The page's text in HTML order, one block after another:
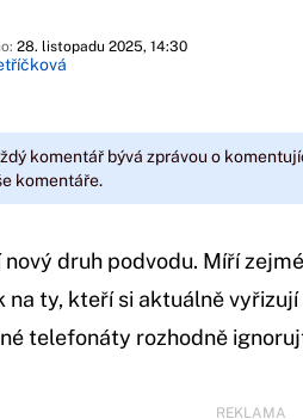
28. listopadu 2025, 14:30
komentář bývá zprávou o
komentáře.
nový druh podvodu. Míří
na ty, kteří si aktuálně
telefonáty rozhodně
REKLAMA